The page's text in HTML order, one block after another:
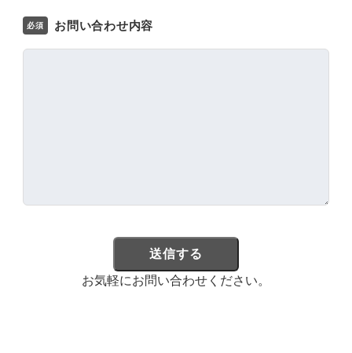
必須 お問い合わせ内容
お気軽にお問い合わせください。